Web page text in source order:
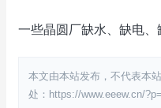
一些晶圆厂缺水、缺电、
本文由本站发布，不代表本
处：https://www.eeew.cn/